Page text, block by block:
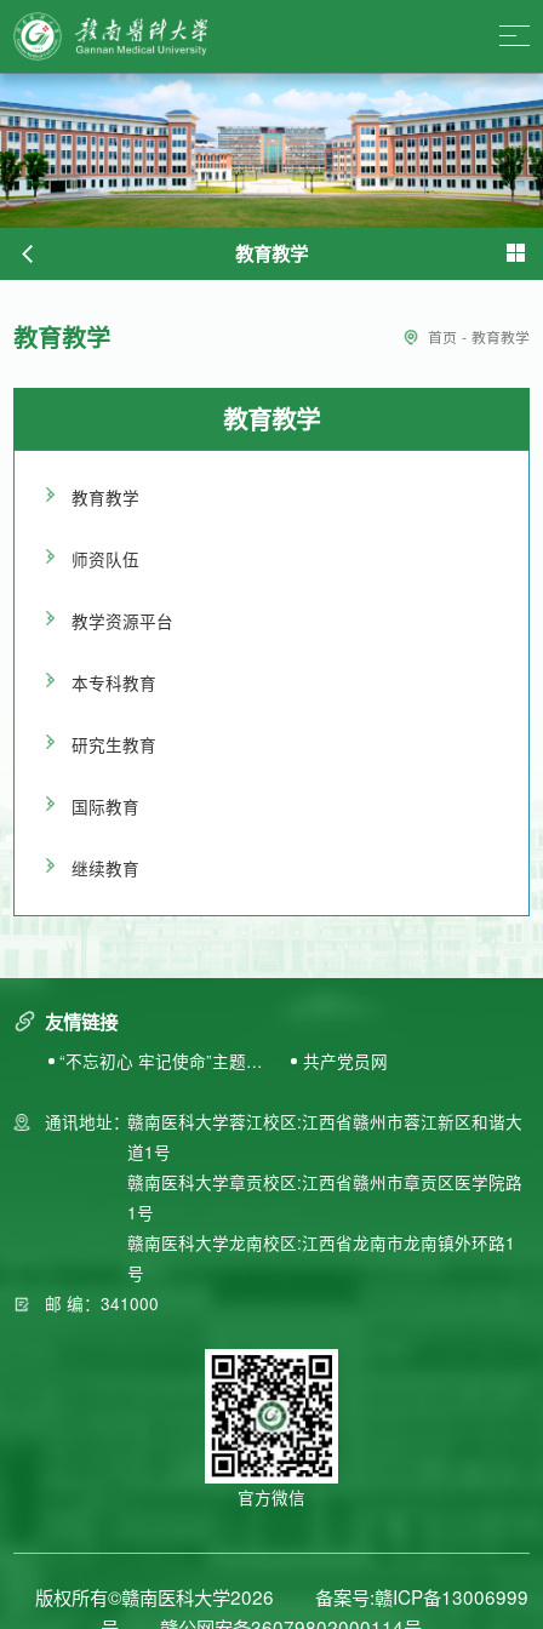
教育教学
教育教学 首页 - 教育教学
教育教学
教育教学
师资队伍
教学资源平台
本专科教育
研究生教育
国际教育
继续教育
友情链接
“不忘初心 牢记使命”主题教
共产党员网
通讯地址：赣南医科大学蓉江校区:江西省赣州市蓉江新区和谐大
道1号
赣南医科大学章贡校区:江西省赣州市章贡区医学院路
1号
赣南医科大学龙南校区:江西省龙南市龙南镇外环路1
号
邮 编：341000
官方微信
版权所有©赣南医科大学2026
备案号:赣ICP备13006999